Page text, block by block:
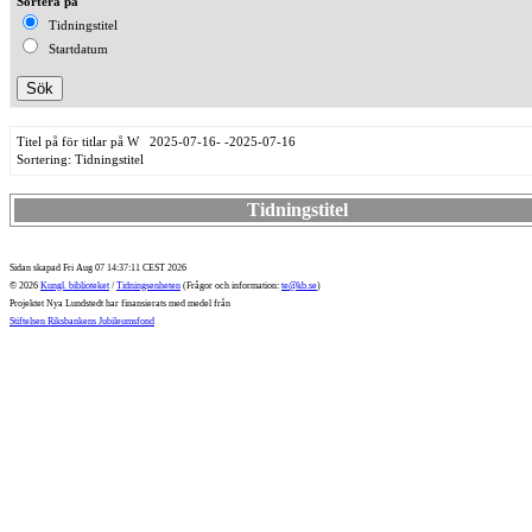
Tidningstitel
Startdatum
Titel på för titlar på W 2025-07-16- -2025-07-16
Sortering: Tidningstitel
Tidningstitel
Sidan skapad Fri Aug 07 14:37:11 CEST 2026
© 2026 Kungl. biblioteket / Tidningsenheten (Frågor och information: te@kb.se)
Projektet Nya Lundstedt har finansierats med medel från
Stiftelsen Riksbankens Jubileumsfond